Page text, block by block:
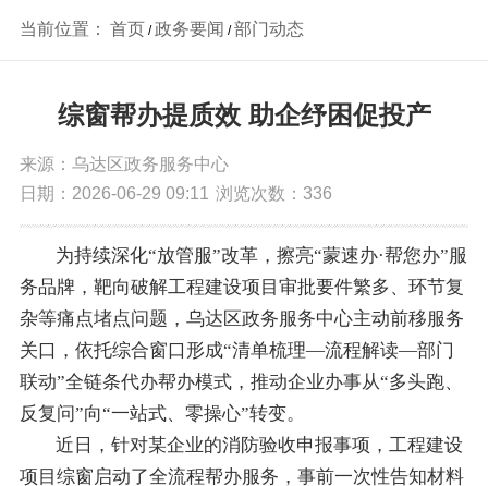
当前位置： 首页 /政务要闻 /部门动态
综窗帮办提质效 助企纾困促投产
来源：乌达区政务服务中心
日期：2026-06-29 09:11 浏览次数： 336
为持续深化“放管服”改革，擦亮“蒙速办·帮您办”服
务品牌，靶向破解工程建设项目审批要件繁多、环节复
杂等痛点堵点问题，乌达区政务服务中心主动前移服务
关口，依托综合窗口形成“清单梳理—流程解读—部门
联动”全链条代办帮办模式，推动企业办事从“多头跑、
反复问”向“一站式、零操心”转变。
近日，针对某企业的消防验收申报事项，工程建设
项目综窗启动了全流程帮办服务，事前一次性告知材料